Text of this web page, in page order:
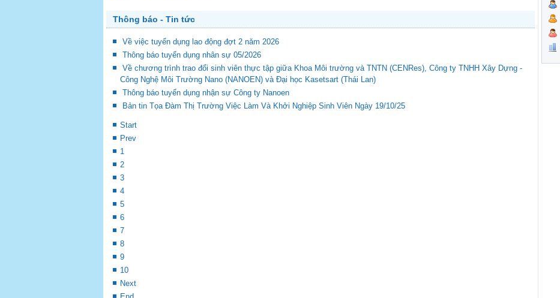
Thông báo - Tin tức
Về việc tuyển dụng lao động đợt 2 năm 2026
Thông báo tuyển dụng nhân sự 05/2026
Về chương trình trao đổi sinh viên thực tập giữa Khoa Môi trường và TNTN (CENRes), Công ty TNHH Xây Dựng -
Công Nghệ Môi Trường Nano (NANOEN) và Đại học Kasetsart (Thái Lan)
Thông báo tuyển dụng nhận sự Công ty Nanoen
Bản tin Tọa Đàm Thị Trường Việc Làm Và Khởi Nghiệp Sinh Viên Ngày 19/10/25
Start
Prev
1
2
3
4
5
6
7
8
9
10
Next